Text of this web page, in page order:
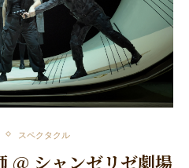
スペクタクル
@ シャンゼリゼ劇場